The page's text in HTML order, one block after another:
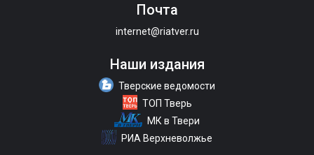
Почта
internet@riatver.ru
Наши издания
Тверские ведомости
ТОП Тверь
МК в Твери
РИА Верхневолжье